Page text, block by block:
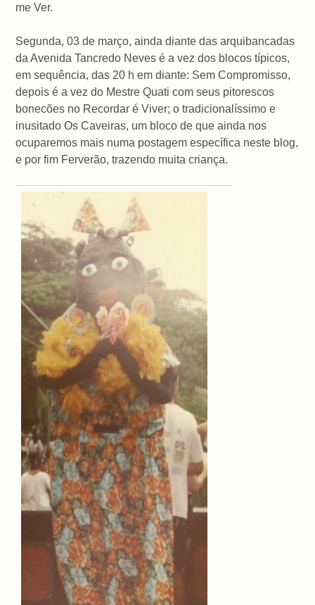
me Ver.
Segunda, 03 de março, ainda diante das arquibancadas
da Avenida Tancredo Neves é a vez dos blocos típicos,
em sequência, das 20 h em diante: Sem Compromisso,
depois é a vez do Mestre Quati com seus pitorescos
bonecões no Recordar é Viver; o tradicionalíssimo e
inusitado Os Caveiras, um bloco de que ainda nos
ocuparemos mais numa postagem específica neste blog,
e por fim Ferverão, trazendo muita criança.